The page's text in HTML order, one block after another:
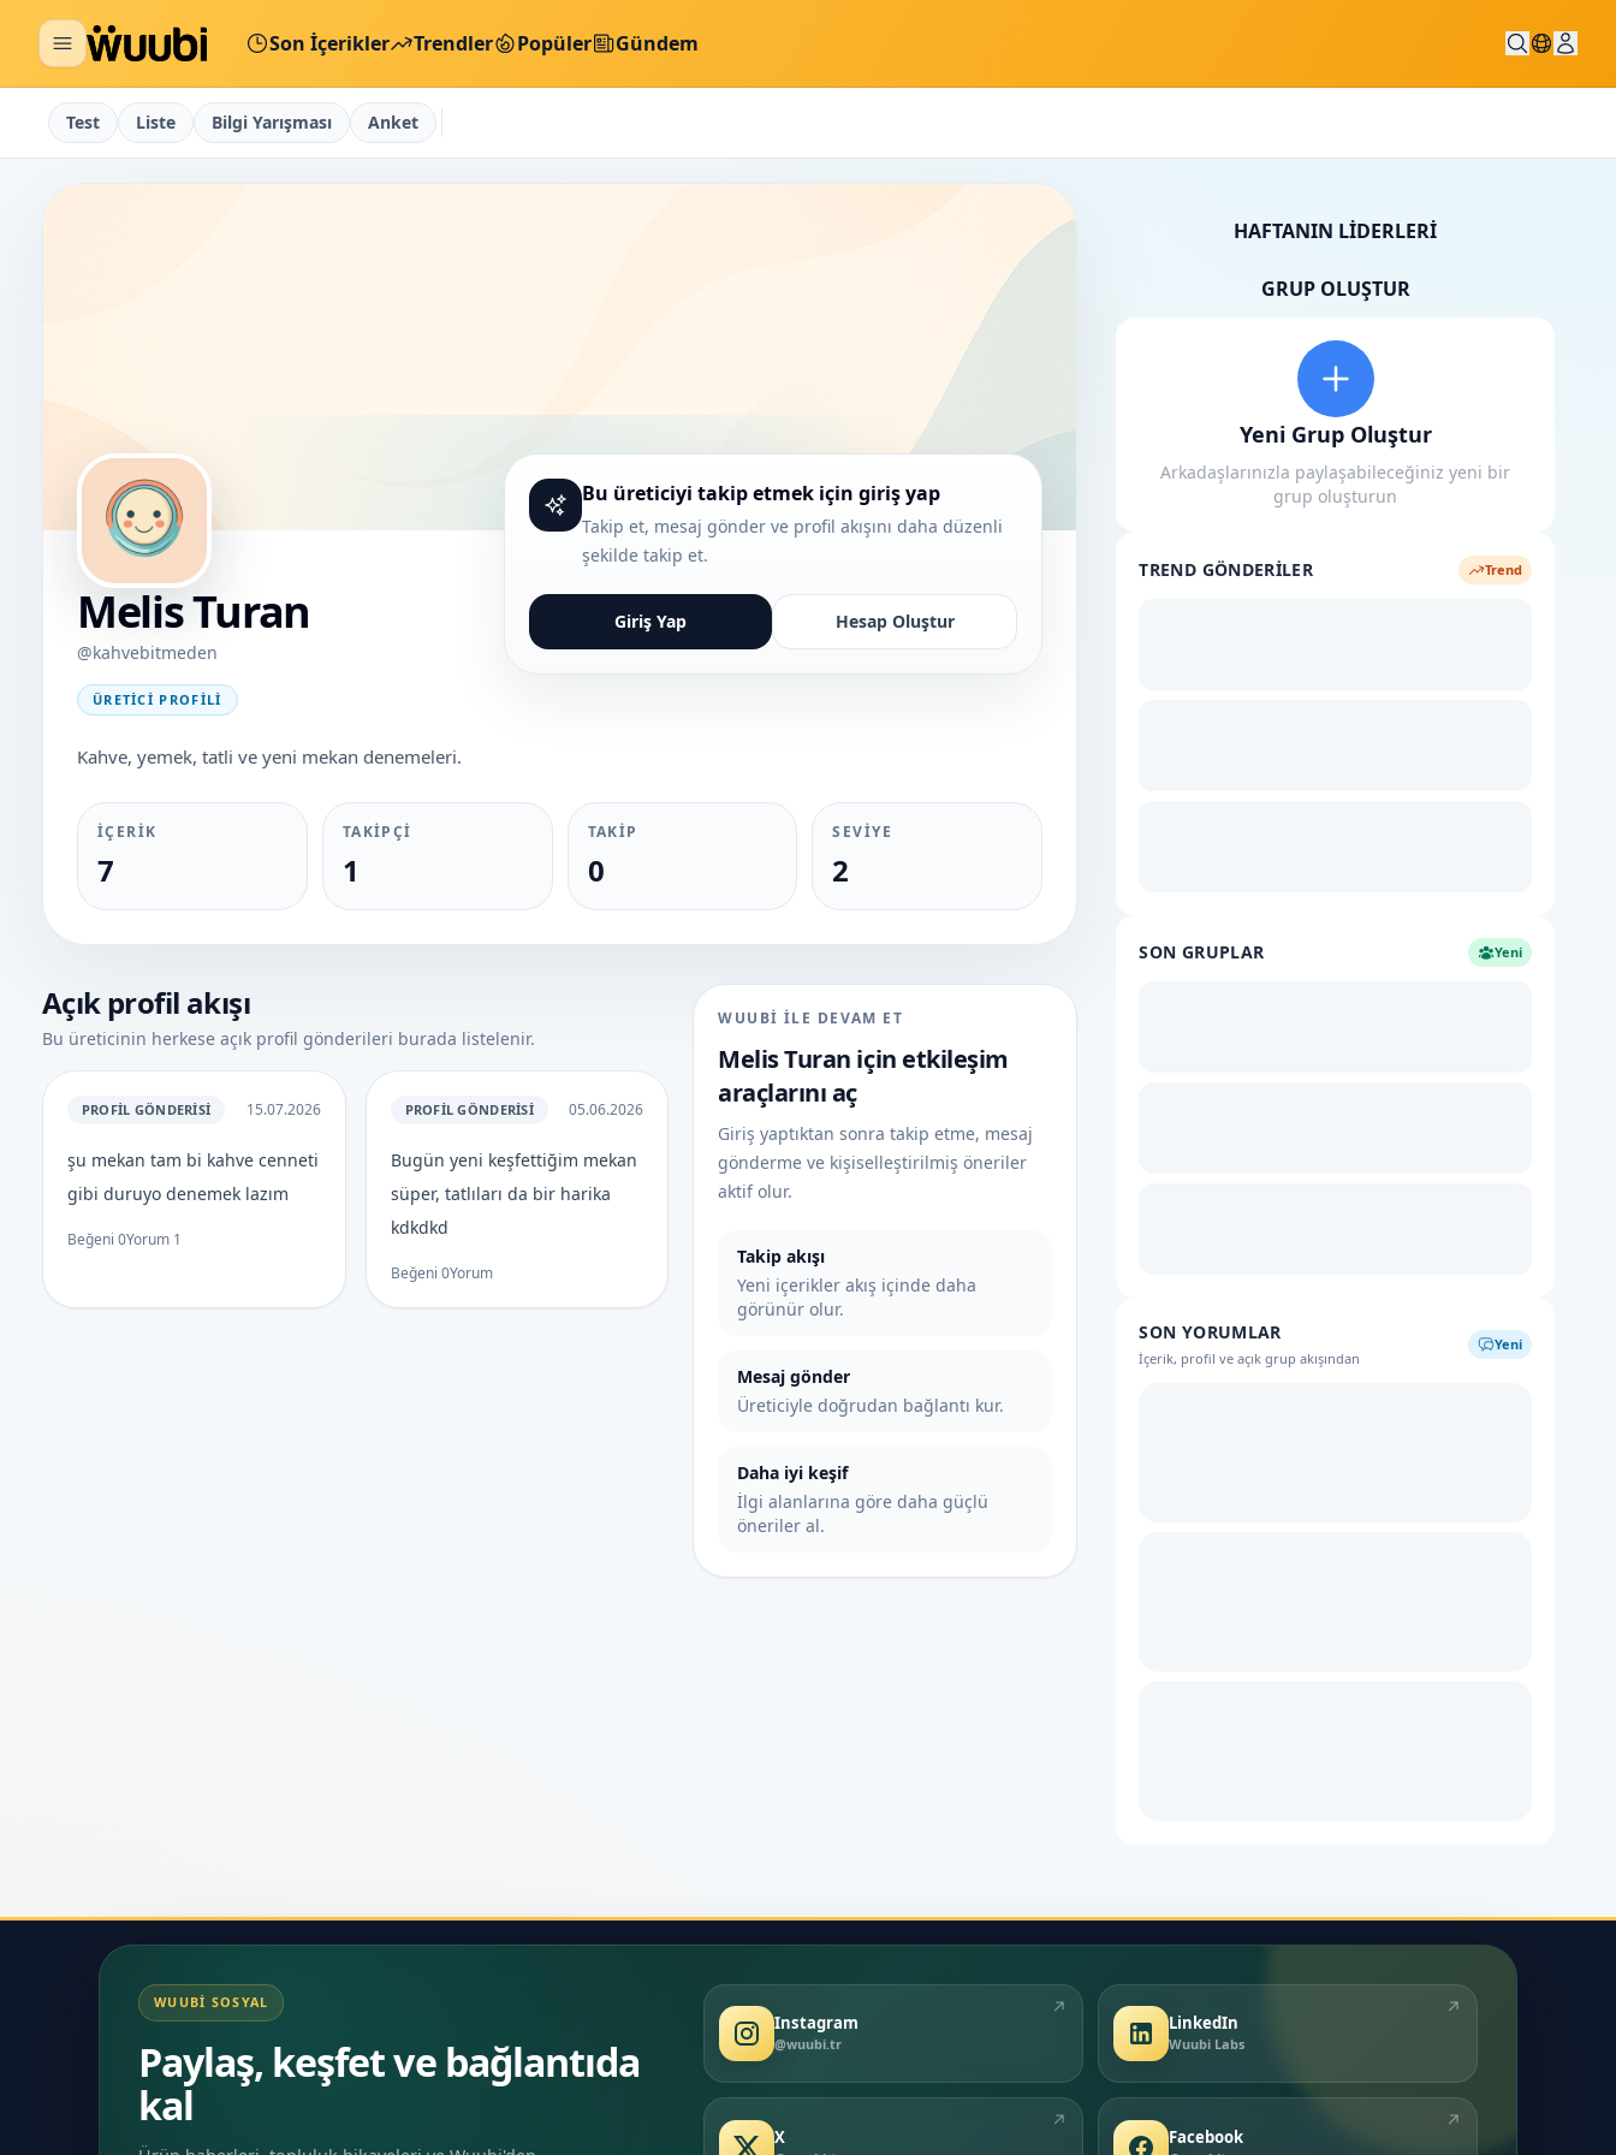
Son İçerikler Trendler Popüler Gündem
Test Liste Bilgi Yarışması Anket
Melis Turan
@kahvebitmeden
ÜRETICI PROFILI
Kahve, yemek, tatli ve yeni mekan denemeleri.
Bu üreticiyi takip etmek için giriş yap
Takip et, mesaj gönder ve profil akışını daha düzenli
şekilde takip et.
Giriş Yap Hesap Oluştur
İÇERIK
7
TAKIPÇI
1
TAKIP
0
SEVIYE
2
Açık profil akışı
Bu üreticinin herkese açık profil gönderileri burada listelenir.
PROFIL GÖNDERISI 15.07.2026
şu mekan tam bi kahve cenneti
gibi duruyo denemek lazım
Beğeni 0Yorum 1
PROFIL GÖNDERISI 05.06.2026
Bugün yeni keşfettiğim mekan
süper, tatlıları da bir harika
kdkdkd
Beğeni 0Yorum
WUUBI ILE DEVAM ET
Melis Turan için etkileşim
araçlarını aç
Giriş yaptıktan sonra takip etme, mesaj
gönderme ve kişiselleştirilmiş öneriler
aktif olur.
Takip akışı
Yeni içerikler akış içinde daha
görünür olur.
Mesaj gönder
Üreticiyle doğrudan bağlantı kur.
Daha iyi keşif
İlgi alanlarına göre daha güçlü
öneriler al.
HAFTANIN LIDERLERI
GRUP OLUŞTUR
Yeni Grup Oluştur
Arkadaşlarınızla paylaşabileceğiniz yeni bir
grup oluşturun
TREND GÖNDERILER Trend
SON GRUPLAR Yeni
SON YORUMLAR
İçerik, profil ve açık grup akışından
Yeni
WUUBI SOSYAL
Paylaş, keşfet ve bağlantıda
kal
Instagram
@wuubi.tr
↗
LinkedIn
Wuubi Labs
↗
X
↗
Facebook
↗